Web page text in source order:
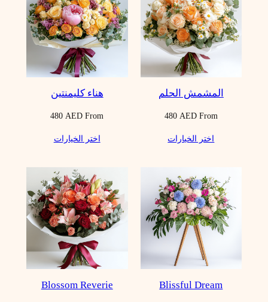
المشمش الحلم
From
480 AED
اختر الخيارات
هناء كليمنتين
From
480AED
اختر الخيارات
Blissful Dream
Blossom Reverie